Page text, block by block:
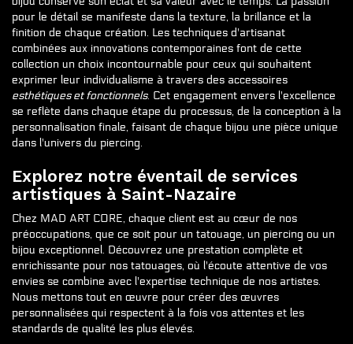
pour le détail se manifeste dans la texture, la brillance et la
finition de chaque création. Les techniques d'artisanat
combinées aux innovations contemporaines font de cette
collection un choix incontournable pour ceux qui souhaitent
exprimer leur individualisme à travers des accessoires
esthétiques et fonctionnels. Cet engagement envers l'excellence
se reflète dans chaque étape du processus, de la conception à la
personnalisation finale, faisant de chaque bijou une pièce unique
dans l'univers du piercing.
Explorez notre éventail de services
artistiques à Saint-Nazaire
Chez MAD ART CORE, chaque client est au cœur de nos
préoccupations, que ce soit pour un tatouage, un piercing ou un
bijou exceptionnel. Découvrez une prestation complète et
enrichissante pour nos tatouages, où l'écoute attentive de vos
envies se combine avec l'expertise technique de nos artistes.
Nous mettons tout en œuvre pour créer des œuvres
personnalisées qui respectent à la fois vos attentes et les
standards de qualité les plus élevés.